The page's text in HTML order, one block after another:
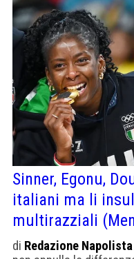
Sinner, Egonu,
italiani ma li
multirazziali
di Redazione Napolista